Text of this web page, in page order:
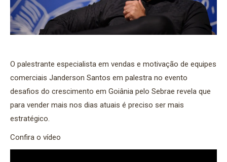
O palestrante especialista em vendas e motivação de equipes
comerciais Janderson Santos em palestra no evento
desafios do crescimento em Goiânia pelo Sebrae revela que
para vender mais nos dias atuais é preciso ser mais
estratégico.
Confira o vídeo